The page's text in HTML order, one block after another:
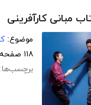
مبانی کارآفرینی
موضوع:
۱۱۸ صفحه
برچسب‌ها: